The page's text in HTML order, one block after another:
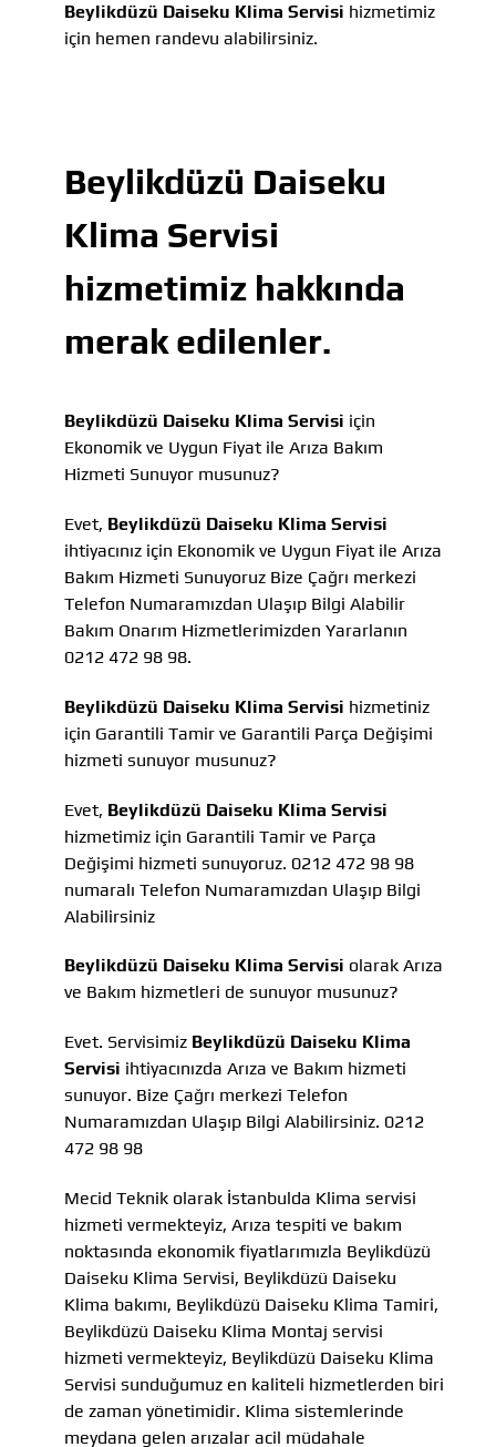
Beylikdüzü Daiseku Klima Servisi hizmetimiz
için hemen randevu alabilirsiniz.
Beylikdüzü Daiseku
Klima Servisi
hizmetimiz hakkında
merak edilenler.
Beylikdüzü Daiseku Klima Servisi için
Ekonomik ve Uygun Fiyat ile Arıza Bakım
Hizmeti Sunuyor musunuz?
Evet, Beylikdüzü Daiseku Klima Servisi
ihtiyacınız için Ekonomik ve Uygun Fiyat ile Arıza
Bakım Hizmeti Sunuyoruz Bize Çağrı merkezi
Telefon Numaramızdan Ulaşıp Bilgi Alabilir
Bakım Onarım Hizmetlerimizden Yararlanın
0212 472 98 98.
Beylikdüzü Daiseku Klima Servisi hizmetiniz
için Garantili Tamir ve Garantili Parça Değişimi
hizmeti sunuyor musunuz?
Evet, Beylikdüzü Daiseku Klima Servisi
hizmetimiz için Garantili Tamir ve Parça
Değişimi hizmeti sunuyoruz. 0212 472 98 98
numaralı Telefon Numaramızdan Ulaşıp Bilgi
Alabilirsiniz
Beylikdüzü Daiseku Klima Servisi olarak Arıza
ve Bakım hizmetleri de sunuyor musunuz?
Evet. Servisimiz Beylikdüzü Daiseku Klima
Servisi ihtiyacınızda Arıza ve Bakım hizmeti
sunuyor. Bize Çağrı merkezi Telefon
Numaramızdan Ulaşıp Bilgi Alabilirsiniz. 0212
472 98 98
Mecid Teknik olarak İstanbulda Klima servisi
hizmeti vermekteyiz, Arıza tespiti ve bakım
noktasında ekonomik fiyatlarımızla Beylikdüzü
Daiseku Klima Servisi, Beylikdüzü Daiseku
Klima bakımı, Beylikdüzü Daiseku Klima Tamiri,
Beylikdüzü Daiseku Klima Montaj servisi
hizmeti vermekteyiz, Beylikdüzü Daiseku Klima
Servisi sunduğumuz en kaliteli hizmetlerden biri
de zaman yönetimidir. Klima sistemlerinde
meydana gelen arızalar acil müdahale